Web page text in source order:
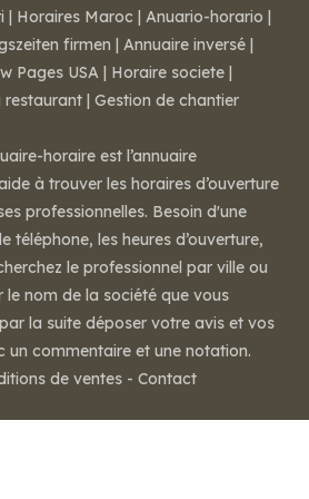
| Horaires Maroc | Anuario-horario |
firmen | Annuaire inversé |
Pages USA | Horaire societe |
restaurant | Gestion de chantier
horaire est l’annuaire
à trouver les horaires d’ouverture
professionnelles. Besoin d'une
téléphone, les heures d’ouverture,
le professionnel par ville ou
nom de la société que vous
la suite déposer votre avis et vos
commentaire et une notation.
de ventes - Contact